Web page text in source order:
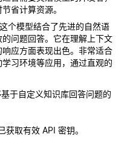
省计算资源。
个模型结合了先进的自然语
问题回答。它在理解上下文
应方面表现出色。非常适合
习环境等应用，通过直观的
于自定义知识库回答问题的
取有效 API 密钥。